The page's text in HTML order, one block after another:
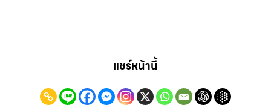
ซื้อแท็บเล็ต, หรือบริการอื่นๆ เกี่ยวกับสินค้าไอที กรุงเทพฯ – เราพร้อมให้
สายใหม่-เก่า, Samsung ทุกรุ่น, iPad และแท็บเล็ตทุกแบรนด์ เรารับถึงแม้
ไม่ได้ขึ้นอยู่แค่ยี่ห้อ แต่ขึ้นอยู่กับสภาพจริง ความครบชุด และความสะดวกใน
การขายของคุณ เราจึงตั้งใจให้บริการในเขต ลาดพร้าว, รัชดา, บางรัก,
รับซื้อไอแพดบางแค เรามีบริการ รับซื้อแมคบุค,รับซื้อโน๊ตบุ๊ค,รับซื้อไอโฟน,
รับซื้อไอแพด, รับซื้อมือถือ หรือ รับซื้อแท็บเล็ต บริการครอบคลุมทั่ว
กรุงเทพ… รับซื้อไอแพดบางแค บริการถึงพื้นที่ เขตลาดพร้าว, รัชดา,
บางรัก, แจ้งวัฒนะ, บางแค, วัชรพล, รามอินทรา — นัดรับสะดวกทุกเขต
แชร์หน้านี้